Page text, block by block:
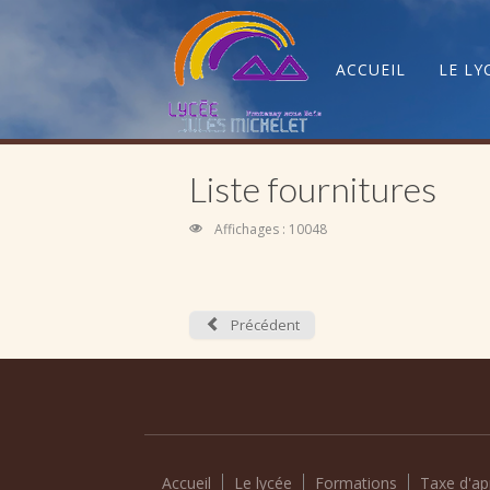
ACCUEIL LE
Liste fournitures
Affichages : 10048
Précédent
Accueil Le lycée Formations Taxe